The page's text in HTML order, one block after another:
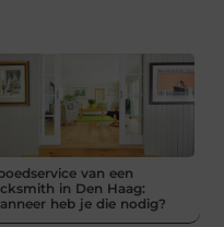
van een
in Den Haag:
heb je die nodig?